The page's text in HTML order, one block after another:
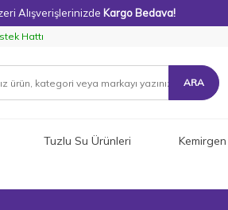
Alışverişlerinizde Kargo Bedava!
Hattı
ARA
Tuzlu Su Ürünleri Kemirgen